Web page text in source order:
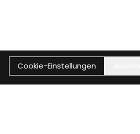
Cookie-Einstellungen